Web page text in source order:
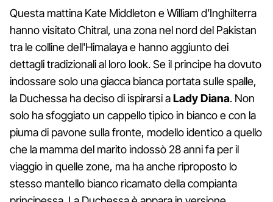
Questa mattina Kate Middleton e William d’Inghilterra
hanno visitato Chitral, una zona nel nord del Pakistan
tra le colline dell'Himalaya e hanno aggiunto dei
dettagli tradizionali al loro look. Se il principe ha dovuto
indossare solo una giacca bianca portata sulle spalle,
la Duchessa ha deciso di ispirarsi aLady Diana. Non
solo ha sfoggiato un cappello tipico in bianco e con la
piuma di pavone sulla fronte, modello identico a quello
che la mamma del marito indossò 28 anni fa per il
viaggio in quelle zone, ma ha anche riproposto lo
stesso mantello bianco ricamato della compianta